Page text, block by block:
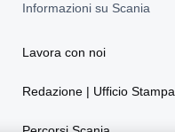
Informazioni su Scania
Lavora con noi
Redazione | Ufficio Stampa